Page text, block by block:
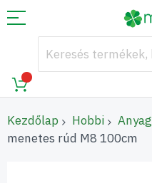
Kezdőlap Hobbi Anyag
menetes rúd M8 100cm